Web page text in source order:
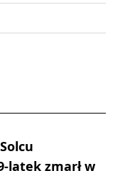
latek zmarł w